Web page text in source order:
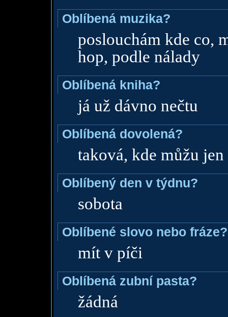
Oblíbená muzika?
poslouchám kde co,
hop, podle nálady
Oblíbená kniha?
já už dávno nečtu
Oblíbená dovolená?
taková, kde můžu
Oblíbený den v týdnu?
sobota
Oblíbené slovo nebo fráze?
mít v píči
Oblíbená zubní pasta?
žádná